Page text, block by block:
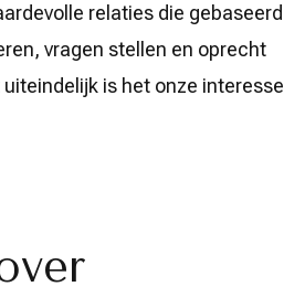
relaties die gebaseerd
vragen stellen en oprecht
is het onze interesse